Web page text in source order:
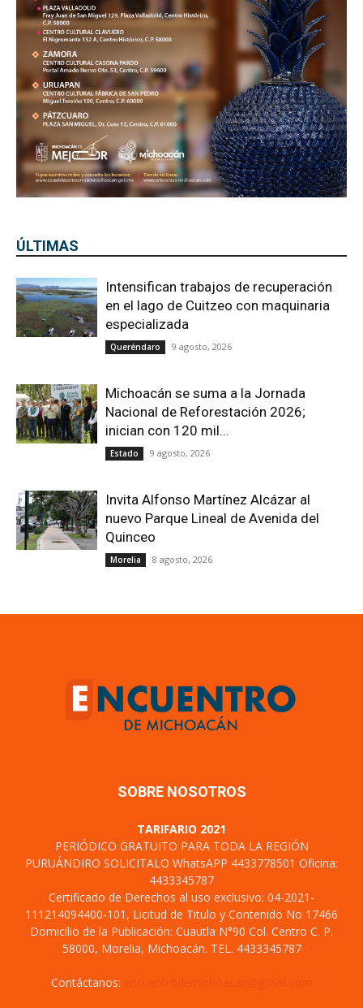
ÚLTIMAS
Intensifican trabajos de recuperación
en el lago de Cuitzeo con maquinaria
especializada
Queréndaro 9 agosto, 2026
Michoacán se suma a la Jornada
Nacional de Reforestación 2026;
inician con 120 mil...
Estado 9 agosto, 2026
Invita Alfonso Martínez Alcázar al
nuevo Parque Lineal de Avenida del
Quinceo
Morelia 8 agosto, 2026
SOBRE NOSOTROS
TARIFARIO 2021
PERIÓDICO GRATUITO PARA TODA LA REGIÓN
PURUÁNDIRO SOLICITALO WhatsAPP 4433778501 Oficina:
4433345787
Certificado de Derechos al uso exclusivo: 04-2021-
111214094400-101, Licitud de Titulo y Contenido No 17466
Domicilio de la Publicación: Cuautla N°90 Col. Centro C. P.
58000, Morelia, Michoacán. TEL. 4433345787
Contáctanos: